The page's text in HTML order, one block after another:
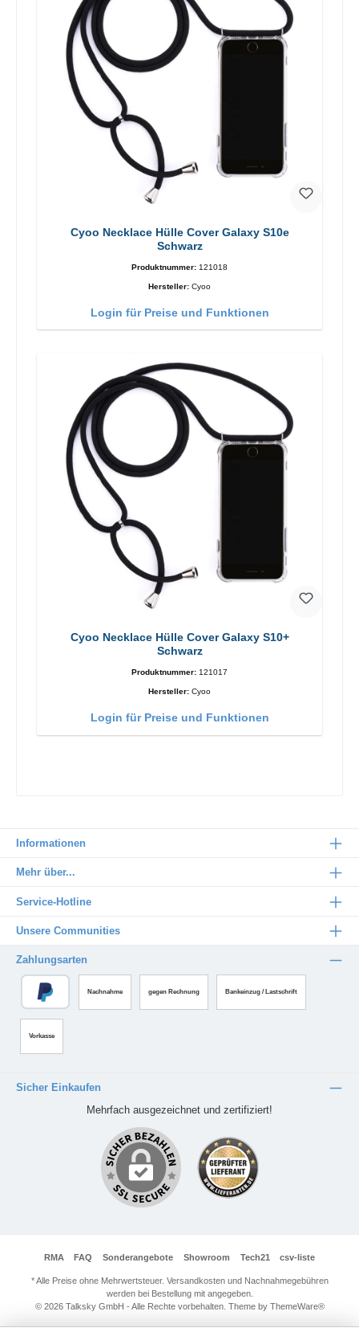
Cyoo Necklace Hülle Cover Galaxy S10e
Schwarz
Produktnummer: 121018
Hersteller: Cyoo
Login für Preise und Funktionen
Cyoo Necklace Hülle Cover Galaxy S10+
Schwarz
Produktnummer: 121017
Hersteller: Cyoo
Login für Preise und Funktionen
Informationen
Mehr über...
Service-Hotline
Unsere Communities
Zahlungsarten
Nachnahme gegen Rechnung Bankeinzug / Lastschrift
Vorkasse
Sicher Einkaufen
Mehrfach ausgezeichnet und zertifiziert!
RMA FAQ Sonderangebote Showroom Tech21 csv-liste
* Alle Preise ohne Mehrwertsteuer. Versandkosten und Nachnahmegebühren
werden bei Bestellung mit angegeben.
© 2026 Talksky GmbH - Alle Rechte vorbehalten. Theme by ThemeWare®